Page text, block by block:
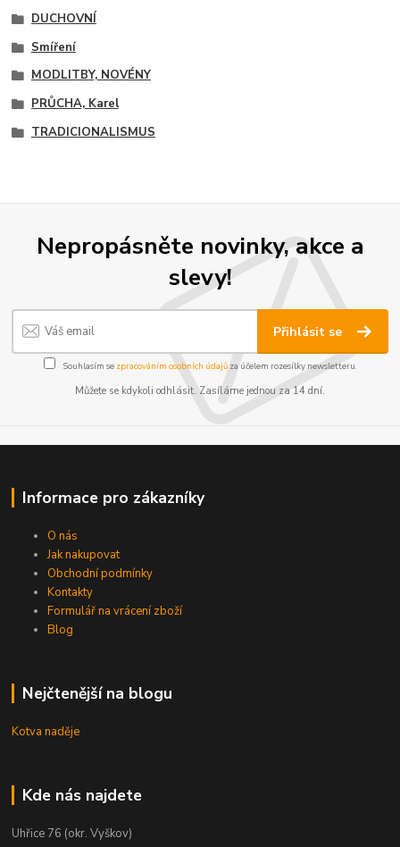
DUCHOVNÍ
Smíření
MODLITBY, NOVÉNY
PRŮCHA, Karel
TRADICIONALISMUS
Nepropásněte novinky, akce a
slevy!
Přihlásit se
Souhlasím se zpracováním osobních údajůza účelem rozesílky newsletteru.
Můžete se kdykoli odhlásit. Zasíláme jednou za 14 dní.
Informace pro zákazníky
O nás
Jak nakupovat
Obchodní podmínky
Kontakty
Formulář na vrácení zboží
Blog
Nejčtenější na blogu
Kotva naděje
Kde nás najdete
Uhřice 76 (okr. Vyškov)